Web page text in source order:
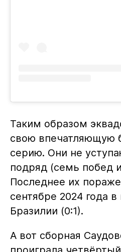
Таким образом
свою впечатляющую
серию. Они не
подряд (семь побед
Последнее их
сентябре 2024 года в
Бразилии (0:1).
А вот сборная